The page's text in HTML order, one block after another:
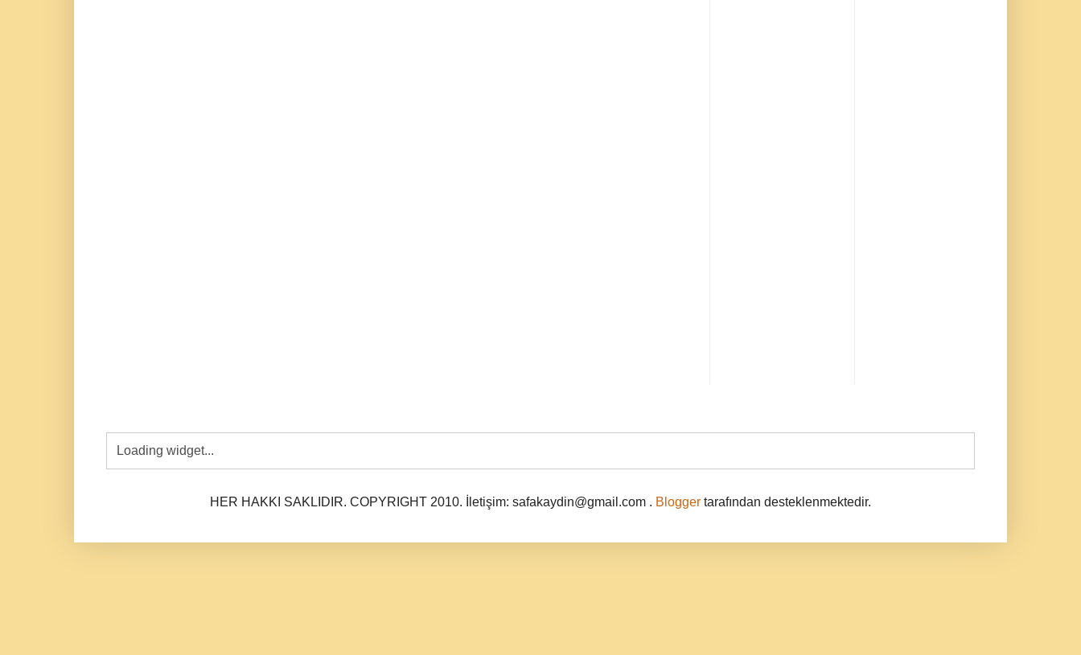
HER HAKKI SAKLIDIR. COPYRIGHT 2010. İletişim: safakaydin@gmail.com . Blogger tarafından desteklenmektedir.